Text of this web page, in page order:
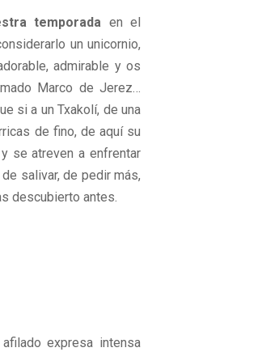
temporada en el
un unicornio,
admirable y os
Marco de Jerez…
si a un Txakolí, de una
de fino, de aquí su
se atreven a enfrentar
salivar, de pedir más,
descubierto antes.
expresa intensa